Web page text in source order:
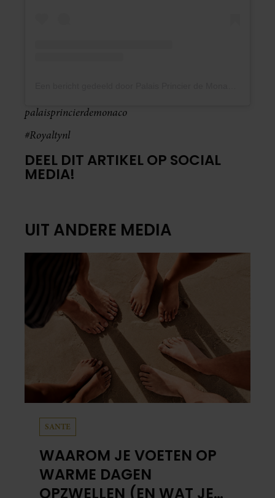
palaisprincierdemonaco
#Royaltynl
DEEL DIT ARTIKEL OP SOCIAL
MEDIA!
UIT ANDERE MEDIA
SANTE
WAAROM JE VOETEN OP
WARME DAGEN
OPZWELLEN (EN WAT JE